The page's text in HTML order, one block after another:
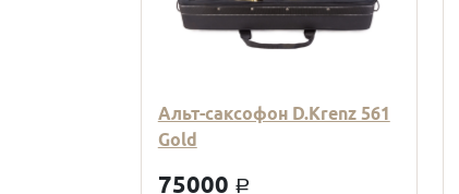
Альт-саксофон D.Krenz 561
Gold
75000 a